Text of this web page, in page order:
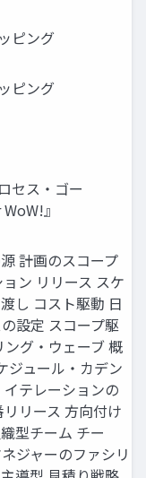
ピング
ピング
セス・ゴー
』
計画のスコープ
ン リリース スケ
し コスト駆動 日
設定 スコープ駆
グ・ウェーブ 概
ジュール・カデン
テレーションの
リース 方向付け
型チーム チー
ジャーのファシリ